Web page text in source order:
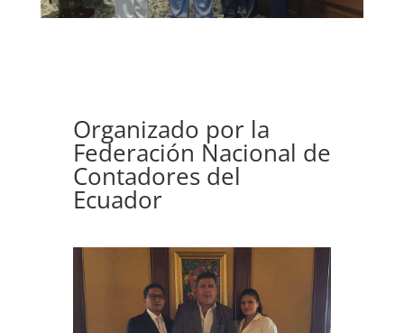
Organizado por la
Federación Nacional de
Contadores del
Ecuador